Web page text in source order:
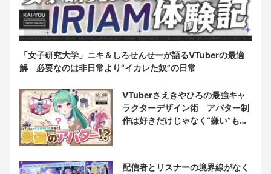
「女子研究大学」ニキ＆しろせんせーが語るVTuberの最適
解 必要なのは非日常より“イカレた奴”の日常
VTuberさえきやひろの最強キャ
ラクターデザイン術 アバター制
作は好きだけじゃなく“嫌い”もブ
配信者とリスナーの境界線がなく